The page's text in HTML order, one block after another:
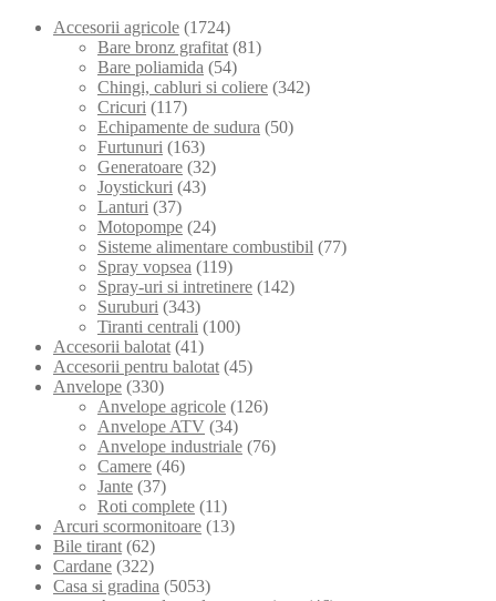
Accesorii agricole (1724)
Bare bronz grafitat (81)
Bare poliamida (54)
Chingi, cabluri si coliere (342)
Cricuri (117)
Echipamente de sudura (50)
Furtunuri (163)
Generatoare (32)
Joystickuri (43)
Lanturi (37)
Motopompe (24)
Sisteme alimentare combustibil (77)
Spray vopsea (119)
Spray-uri si intretinere (142)
Suruburi (343)
Tiranti centrali (100)
Accesorii balotat (41)
Accesorii pentru balotat (45)
Anvelope (330)
Anvelope agricole (126)
Anvelope ATV (34)
Anvelope industriale (76)
Camere (46)
Jante (37)
Roti complete (11)
Arcuri scormonitoare (13)
Bile tirant (62)
Cardane (322)
Casa si gradina (5053)